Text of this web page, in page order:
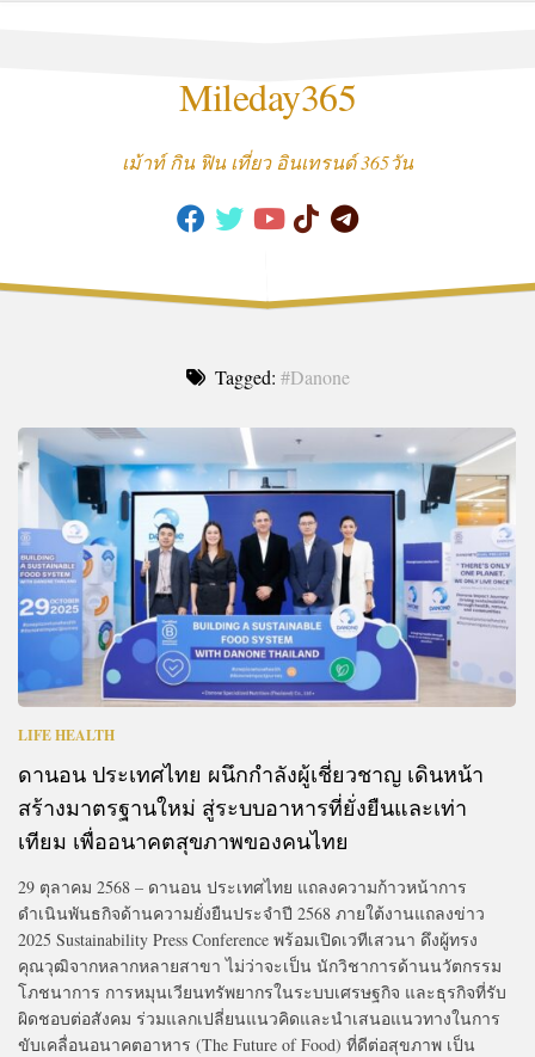
Mileday365
เม้าท์ กิน ฟิน เที่ยว อินเทรนด์ 365วัน
Tagged: #Danone
LIFE HEALTH
ดานอน ประเทศไทย ผนึกกำลังผู้เชี่ยวชาญ เดินหน้า
สร้างมาตรฐานใหม่ สู่ระบบอาหารที่ยั่งยืนและเท่า
เทียม เพื่ออนาคตสุขภาพของคนไทย
29 ตุลาคม 2568 – ดานอน ประเทศไทย แถลงความก้าวหน้าการ
ดำเนินพันธกิจด้านความยั่งยืนประจำปี 2568 ภายใต้งานแถลงข่าว
2025 Sustainability Press Conference พร้อมเปิดเวทีเสวนา ดึงผู้ทรง
คุณวุฒิจากหลากหลายสาขา ไม่ว่าจะเป็น นักวิชาการด้านนวัตกรรม
โภชนาการ การหมุนเวียนทรัพยากรในระบบเศรษฐกิจ และธุรกิจที่รับ
ผิดชอบต่อสังคม ร่วมแลกเปลี่ยนแนวคิดและนำเสนอแนวทางในการ
ขับเคลื่อนอนาคตอาหาร (The Future of Food) ที่ดีต่อสุขภาพ เป็น